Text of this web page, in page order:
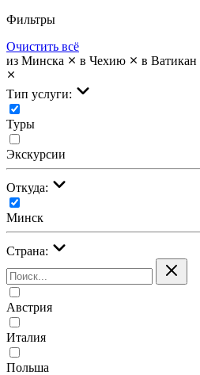
Фильтры
Очистить всё
из Минска
в Чехию в Ватикан
Тип услуги:
Туры
Экскурсии
Откуда:
Минск
Страна:
Австрия
Италия
Польша